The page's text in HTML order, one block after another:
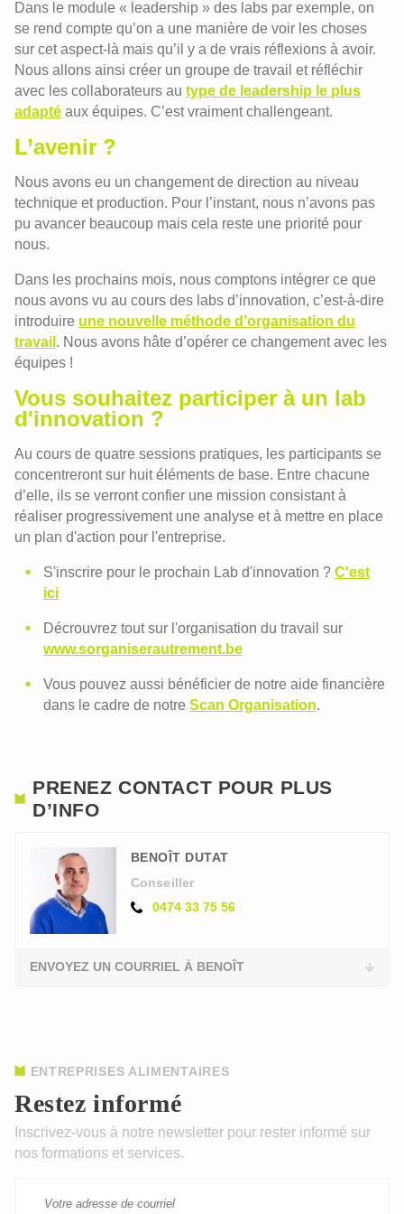
Dans le module « leadership » des labs par exemple, on
se rend compte qu’on a une manière de voir les choses
sur cet aspect-là mais qu’il y a de vrais réflexions à avoir.
Nous allons ainsi créer un groupe de travail et réfléchir
avec les collaborateurs au type de leadership le plus
adapté aux équipes. C’est vraiment challengeant.
L’avenir ?
Nous avons eu un changement de direction au niveau
technique et production. Pour l’instant, nous n’avons pas
pu avancer beaucoup mais cela reste une priorité pour
nous.
Dans les prochains mois, nous comptons intégrer ce que
nous avons vu au cours des labs d’innovation, c’est-à-dire
introduire une nouvelle méthode d’organisation du
travail . Nous avons hâte d’opérer ce changement avec les
équipes !
Vous souhaitez participer à un lab
d'innovation ?
Au cours de quatre sessions pratiques, les participants se
concentreront sur huit éléments de base. Entre chacune
d’elle, ils se verront confier une mission consistant à
réaliser progressivement une analyse et à mettre en place
un plan d'action pour l'entreprise.
S'inscrire pour le prochain Lab d'innovation ? C'est
ici
Décrouvrez tout sur l'organisation du travail sur
www.sorganiserautrement.be
Vous pouvez aussi bénéficier de notre aide financière
dans le cadre de notre Scan Organisation.
PRENEZ CONTACT POUR PLUS
D’INFO
BENOÎT DUTAT
Conseiller
0474 33 75 56
ENVOYEZ UN COURRIEL À BENOÎT
Restez informé
ENTREPRISES ALIMENTAIRES
Inscrivez-vous à notre newsletter pour rester informé sur
nos formations et services.